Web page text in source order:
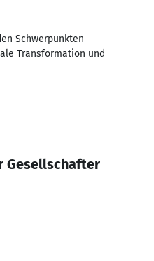
Schwerpunkten
Transformation und
Gesellschafter